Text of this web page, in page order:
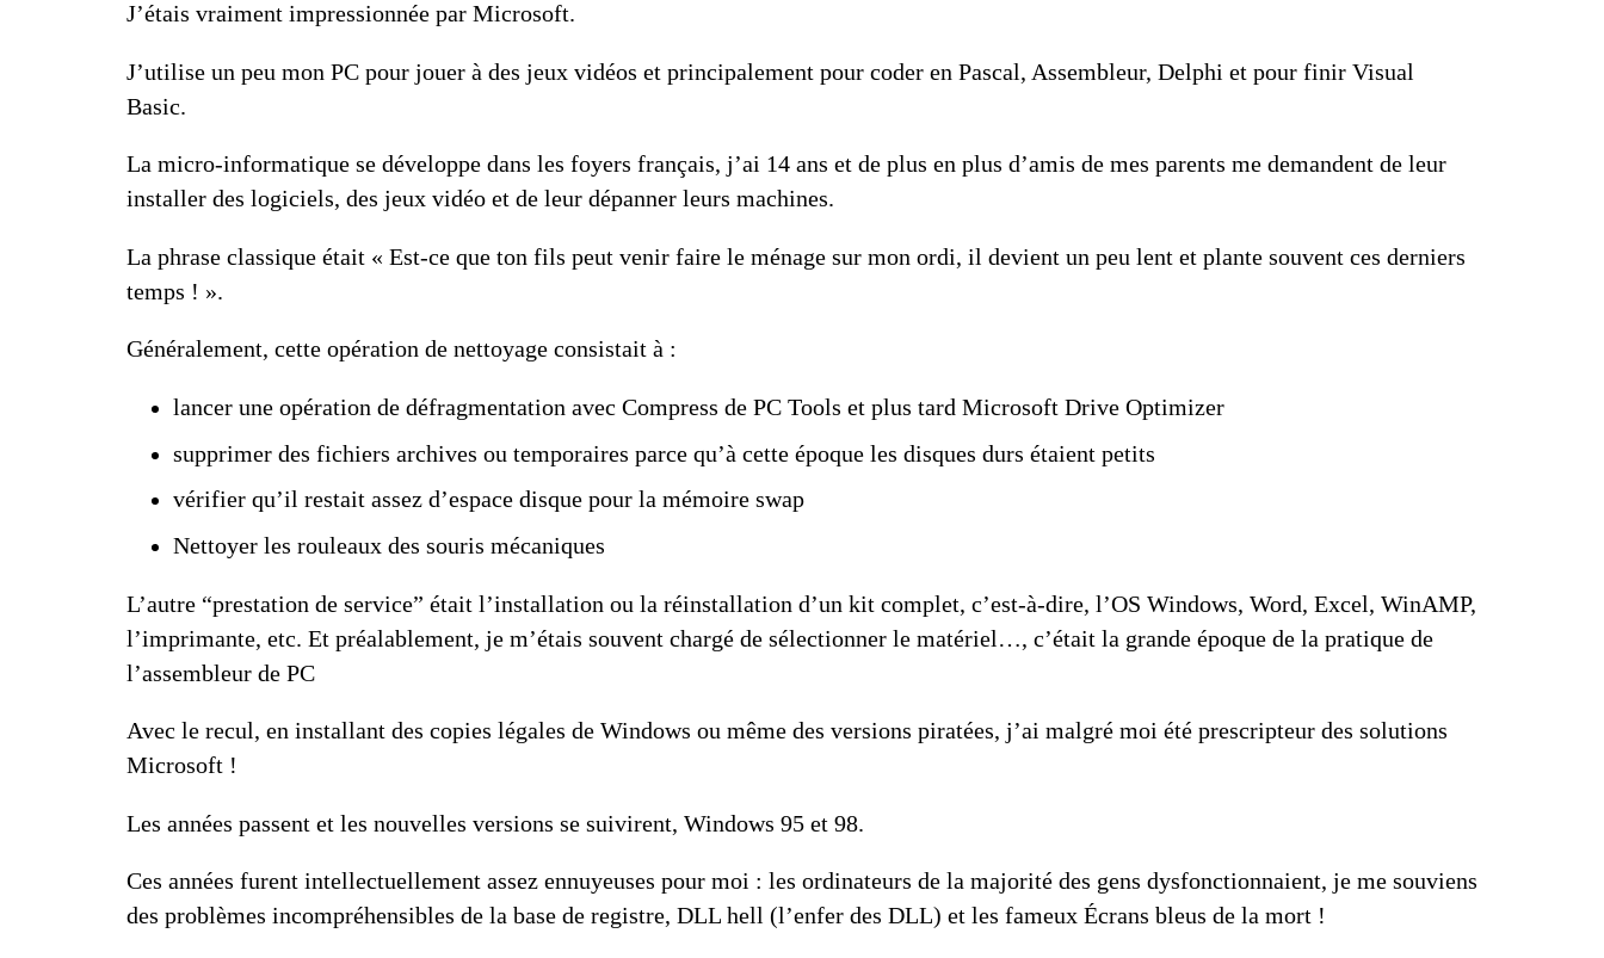
J’étais vraiment impressionnée par Microsoft.
J’utilise un peu mon PC pour jouer à des jeux vidéos et principalement pour coder en Pascal, Assembleur, Delphi et pour finir Visual
Basic.
La micro-informatique se développe dans les foyers français, j’ai 14 ans et de plus en plus d’amis de mes parents me demandent de leur
installer des logiciels, des jeux vidéo et de leur dépanner leurs machines.
La phrase classique était « Est-ce que ton fils peut venir faire le ménage sur mon ordi, il devient un peu lent et plante souvent ces derniers
temps ! ».
Généralement, cette opération de nettoyage consistait à :
lancer une opération de défragmentation avec Compress de PC Tools et plus tard Microsoft Drive Optimizer
supprimer des fichiers archives ou temporaires parce qu’à cette époque les disques durs étaient petits
vérifier qu’il restait assez d’espace disque pour la mémoire swap
Nettoyer les rouleaux des souris mécaniques
L’autre “prestation de service” était l’installation ou la réinstallation d’un kit complet, c’est-à-dire, l’OS Windows, Word, Excel, WinAMP,
l’imprimante, etc. Et préalablement, je m’étais souvent chargé de sélectionner le matériel…, c’était la grande époque de la pratique de
l’assembleur de PC
Avec le recul, en installant des copies légales de Windows ou même des versions piratées, j’ai malgré moi été prescripteurdes solutions
Microsoft !
Les années passent et les nouvelles versions se suivirent, Windows 95 et 98.
Ces années furent intellectuellement assez ennuyeuses pour moi : les ordinateurs de la majorité des gens dysfonctionnaient, je me souviens
des problèmes incompréhensibles de la base de registre, DLL hell (l’enfer des DLL) et les fameux Écrans bleus de la mort!